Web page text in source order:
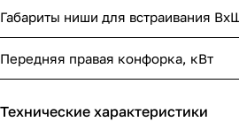
Габариты ниши для встраивания
Передняя правая конфорка, кВт
Технические характеристики